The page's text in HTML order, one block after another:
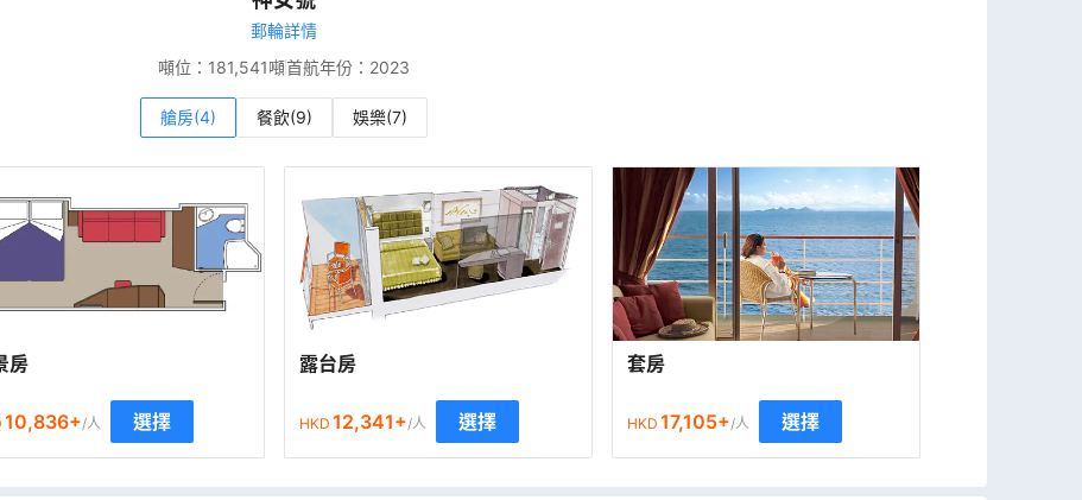
郵輪詳情
噸位： 181,541噸首航年份： 2023
艙房(4) 餐飲(9) 娛樂(7)
房
10,836+/人 選擇
露台房
HKD 12,341+/人 選擇
套房
HKD 17,105+/人 選擇